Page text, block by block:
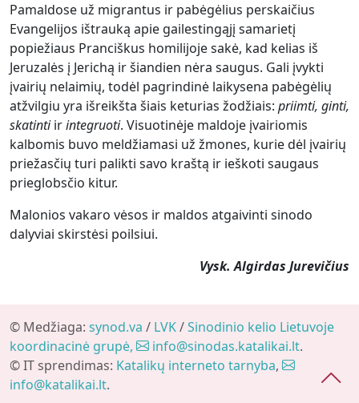
Pamaldose už migrantus ir pabėgėlius perskaičius
Evangelijos ištrauką apie gailestingąjį samarietį
popiežiaus Pranciškus homilijoje sakė, kad kelias iš
Jeruzalės į Jerichą ir šiandien nėra saugus. Gali įvykti
įvairių nelaimių, todėl pagrindinė laikysena pabėgėlių
atžvilgiu yra išreikšta šiais keturias žodžiais: priimti, ginti,
skatintiirintegruoti. Visuotinėje maldoje įvairiomis
kalbomis buvo meldžiamasi už žmones, kurie dėl įvairių
priežasčių turi palikti savo kraštą ir ieškoti saugaus
prieglobsčio kitur.
Malonios vakaro vėsos ir maldos atgaivinti sinodo
dalyviai skirstėsi poilsiui.
Vysk. Algirdas Jurevičius
© Medžiaga: synod.va / LVK/Sinodinio kelio Lietuvoje
koordinacinė grupė,
info@sinodas.katalikai.lt.
© IT sprendimas: Katalikų interneto tarnyba,
info@katalikai.lt.